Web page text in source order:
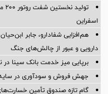
اسفراین
هم‌افزایی شفادارو، جابر
دارویی و عبور از چالش‌های جنگ
برپایی میز خدمت بانک سینا در
جهش فروش و سودآوری در
گام تازه صندوق تأمین